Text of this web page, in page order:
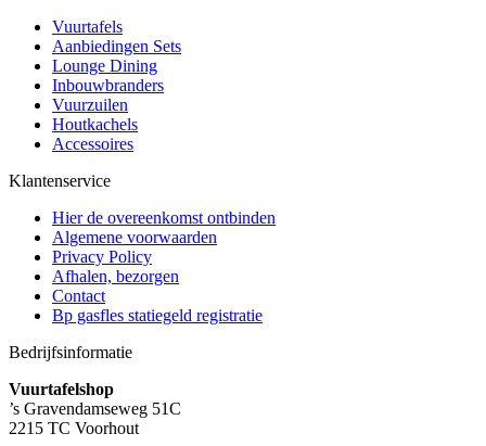
Vuurtafels
Aanbiedingen Sets
Lounge Dining
Inbouwbranders
Vuurzuilen
Houtkachels
Accessoires
Klantenservice
Hier de overeenkomst ontbinden
Algemene voorwaarden
Privacy Policy
Afhalen, bezorgen
Contact
Bp gasfles statiegeld registratie
Bedrijfsinformatie
Vuurtafelshop
’s Gravendamseweg 51C
2215 TC Voorhout